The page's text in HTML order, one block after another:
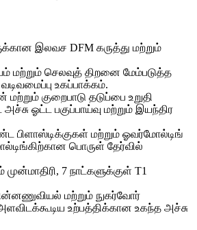
இலவச DFM கருத்து மற்றும்
மற்றும் செலவுத் திறனை மேம்படுத்த
உகப்பாக்கம்.
குறைபாடு தடுப்பை உறுதி
ஓட்ட பகுப்பாய்வு மற்றும் இயந்திர
பிளாஸ்டிக்குகள் மற்றும் ஓவர்மோல்டிங்
பொருள் தேர்வில்
7 நாட்களுக்குள் T1
மற்றும் நுகர்வோர்
உற்பத்திக்கான உகந்த அச்சு